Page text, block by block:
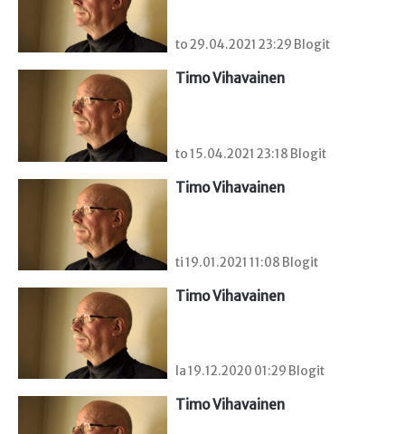
to 29.04.2021 23:29 Blogit
Timo Vihavainen
to 15.04.2021 23:18 Blogit
Timo Vihavainen
ti 19.01.2021 11:08 Blogit
Timo Vihavainen
la 19.12.2020 01:29 Blogit
Timo Vihavainen